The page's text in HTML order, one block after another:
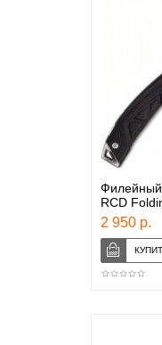
Филейный
RCD
2 950 р.